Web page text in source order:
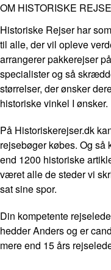
OM HISTORISKE
Historiske Rejser har
til alle, der vil opleve
arrangerer pakkerejser
specialister og så
størrelser, der ønsker
historiske vinkel I ønsker.
På Historiskerejser.dk
rejsebøger købes. Og
end 1200 historiske
været alle de steder vi
sat sine spor.
Din kompetente
hedder Anders og er
mere end 15 års